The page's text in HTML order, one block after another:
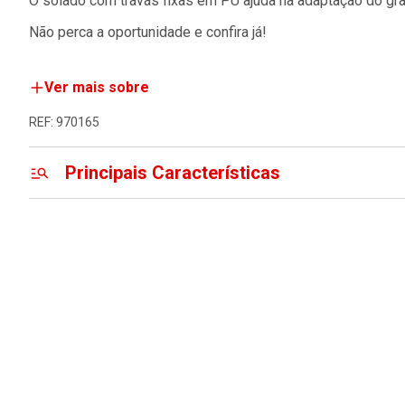
Não perca a oportunidade e confira já!
Ver mais sobre
REF: 970165
Principais Características